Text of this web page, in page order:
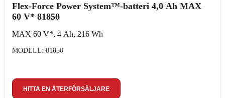
Flex-Force Power System™-batteri 4,0 Ah MAX
60 V* 81850
MAX 60 V*, 4 Ah, 216 Wh
MODELL: 81850
HITTA EN ÅTERFÖRSÄLJARE